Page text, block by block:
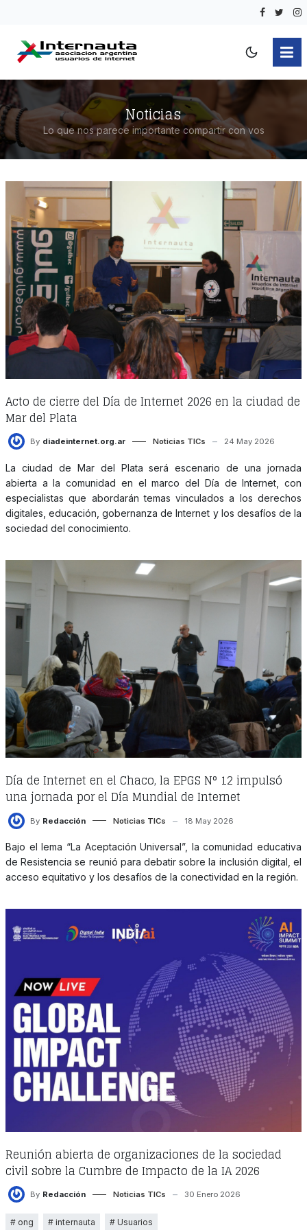
Noticias
Lo que nos parece importante compartir con vos
Acto de cierre del Día de Internet 2026 en la ciudad de
Mar del Plata
By diadeinternet.org.ar Noticias TICs 24 May 2026
La ciudad de Mar del Plata será escenario de una jornada
abierta a la comunidad en el marco del Día de Internet, con
especialistas que abordarán temas vinculados a los derechos
digitales, educación, gobernanza de Internet y los desafíos de la
sociedad del conocimiento.
Día de Internet en el Chaco, la EPGS N° 12 impulsó
una jornada por el Día Mundial de Internet
By Redacción Noticias TICs 18 May 2026
Bajo el lema “La Aceptación Universal”, la comunidad educativa
de Resistencia se reunió para debatir sobre la inclusión digital, el
acceso equitativo y los desafíos de la conectividad en la región.
Reunión abierta de organizaciones de la sociedad
civil sobre la Cumbre de Impacto de la IA 2026
By Redacción Noticias TICs 30 Enero 2026
ong internauta Usuarios